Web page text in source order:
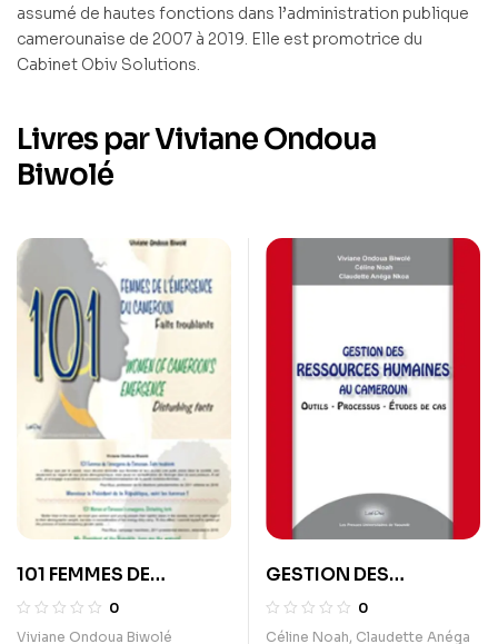
assumé de hautes fonctions dans l’administration publique
camerounaise de 2007 à 2019. Elle est promotrice du
Cabinet Obiv Solutions.
Livres par Viviane Ondoua
Biwolé
101 FEMMES DE
L’ÉMERGENCE DU
CAMEROUN. FAITS
0
Viviane Ondoua Biwolé
GESTION DES
RESSOURCES
HUMAINES AU
0
Céline Noah, Claudette Anéga